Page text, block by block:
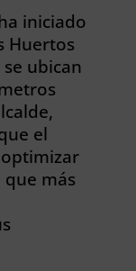
iniciado
Huertos
ubican
el
más